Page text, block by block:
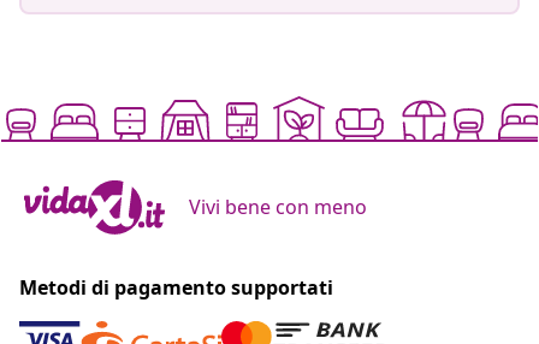
Vivi bene con meno
Metodi di pagamento supportati